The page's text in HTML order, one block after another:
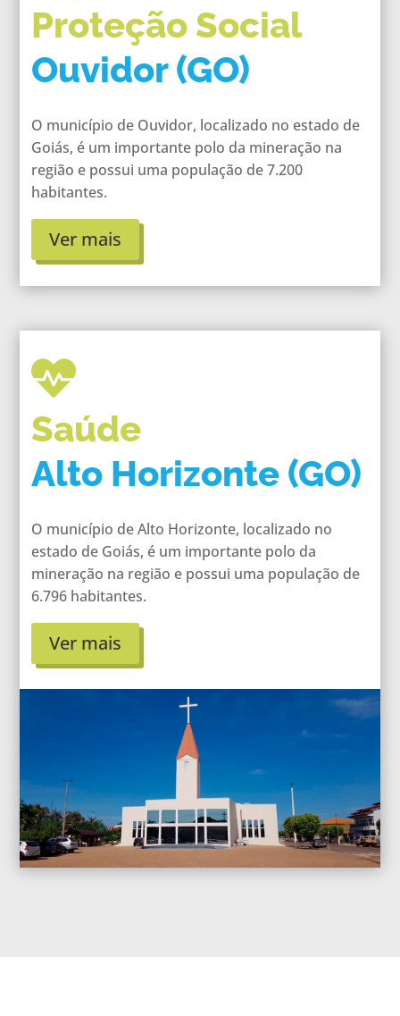
Proteção Social
Ouvidor (GO)
O município de Ouvidor, localizado no estado de
Goiás, é um importante polo da mineração na
região e possui uma população de 7.200
habitantes.
Ver mais

Saúde
Alto Horizonte (GO)
O município de Alto Horizonte, localizado no
estado de Goiás, é um importante polo da
mineração na região e possui uma população de
6.796 habitantes.
Ver mais